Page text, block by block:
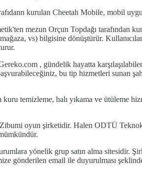
kurulan Cheetah Mobile, mobil
mezun Orçun Topdağı tarafından
vs) bilgisine dönüştürür.
, gündelik hayatta
bu tip hizmetleri sunan
temizleme, halı yıkama ve ütüleme
oyun şirketidir. Halen ODTÜ
yönelik grup satın alma sitesidir.
gönderilen email ile duyurulması şeklinde